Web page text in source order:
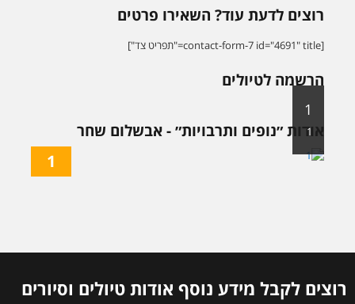
רוצים לדעת עוד? השאירו פרטים
[contact-form-7 id="4691" title="תפריט צד"]
הרשמה לטיולים
אודות ״נופים ותרבויות״ - אבשלום שחר
1
1
1
רוצים לקבל מידע נוסף אודות טיולים וסיורים